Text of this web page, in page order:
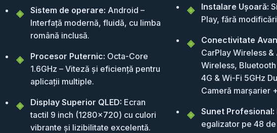
Sistem de operare: Android –
Interfață modernă, fluidă, cu limba
română inclusă.
Procesor Puternic: Octa-Core
1.6GHz – Viteză și eficiență pentru
aplicații multiple.
Display Superior QLED: Ecran
tactil 9 inch (1280x720) cu culori
vibrante și lizibilitate excelentă.
Instalare Ușoară:
Play, fără
Conectivitate
CarPlay Wireless
Wireless,
4G & Wi-Fi 5GHz
Cameră marșarier
Sunet Profesional:
egalizator pe 48